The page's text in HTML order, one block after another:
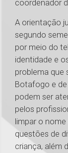
coordenador
A orientação
segundo
por meio do
identidade e
problema que
Botafogo e
podem ser
pelos
limpar o
questões de
criança, além